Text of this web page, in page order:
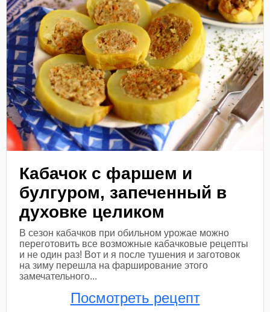
Кабачок с фаршем и
булгуром, запеченный в
духовке целиком
В сезон кабачков при обильном урожае можно
переготовить все возможные кабачковые рецепты
и не один раз! Вот и я после тушения и заготовок
на зиму перешла на фарширование этого
замечательного...
Посмотреть рецепт